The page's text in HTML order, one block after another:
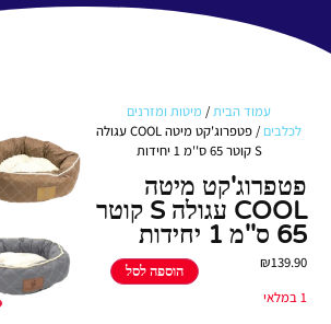
עמוד הבית/ מיטות ומזרנים
לכלבים
/ פטפרוג'קט מיטה COOL עגולה
S קוטר 65 ס''מ 1 יחידות
פטפרוג'קט מיטה
COOL עגולה S קוטר
65 ס''מ 1 יחידות
₪139.90
1 במלאי
הוספה לסל